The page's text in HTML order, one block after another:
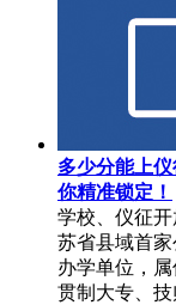
多少分能上
你精准锁定！
学校、仪征
苏省县域首
办学单位，
贯制大专、